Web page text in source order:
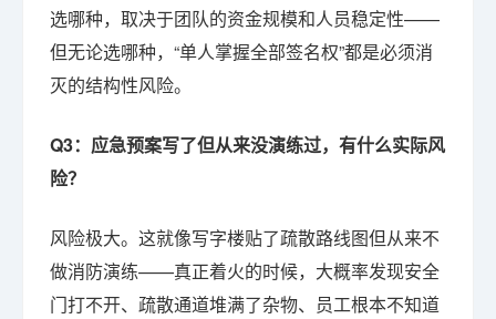
选哪种，取决于团队的资金规模和人员稳定性——
但无论选哪种，“单人掌握全部签名权”都是必须消
灭的结构性风险。
Q3：应急预案写了但从来没演练过，有什么实际风
险？
风险极大。这就像写字楼贴了疏散路线图但从来不
做消防演练——真正着火的时候，大概率发现安全
门打不开、疏散通道堆满了杂物、员工根本不知道